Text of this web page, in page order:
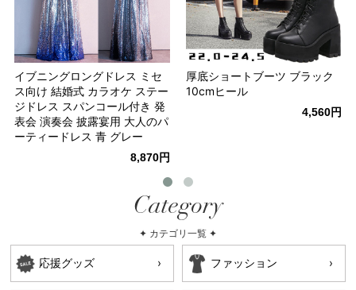
イブニングロングドレス ミセ
ス向け 結婚式 カラオケ ステー
ジドレス スパンコール付き 発
表会 演奏会 披露宴用 大人のパ
ーティードレス 青 グレー
8,870円
厚底ショートブーツ ブラック
10cmヒール
4,560円
Category
✦ カテゴリ一覧 ✦
応援グッズ ファッション